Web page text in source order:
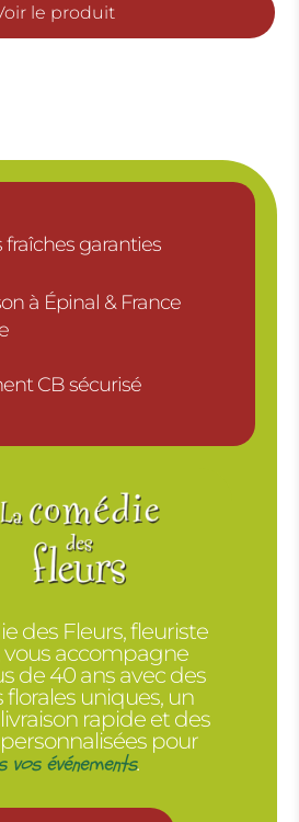
28.00€
le produit
fraîches garanties
à Épinal & France
CB sécurisé
des Fleurs, fleuriste
vous accompagne
de 40 ans avec des
florales uniques, un
rapide et des
pour
vos événements.